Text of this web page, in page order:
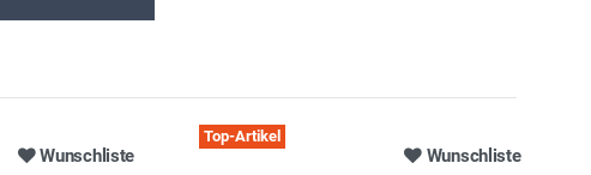
Wunschliste Wunschliste
Top-Artikel